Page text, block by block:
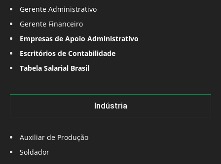
Gerente Administrativo
Gerente Financeiro
Empresas de Apoio Administrativo
Escritórios de Contabilidade
Tabela Salarial Brasil
Indústria
Auxiliar de Produção
Soldador